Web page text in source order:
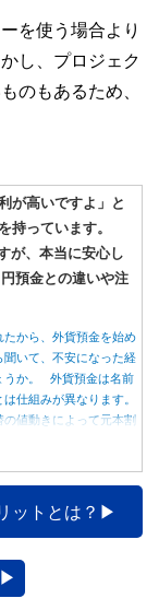
を使う場合より
し、プロジェク
のもあるため、
が高いですよ」と
持っています。
が、本当に安心し
預金との違いや注
たから、外貨預金を始め
いて、不安になった経
うか。 外貨預金は名前
仕組みが異なります。
値動きによって元本割
ットとは？
▶